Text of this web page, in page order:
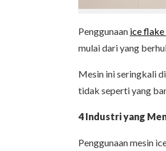
Penggunaan ice flake
mulai dari yang
Mesin ini seringkali
tidak seperti yang
4 Industri yang
Penggunaan mesin